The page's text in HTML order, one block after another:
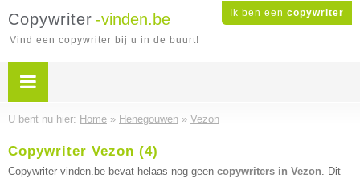
Ik ben een copywriter
Copywriter -vinden.be
Vind een copywriter bij u in de buurt!
U bent nu hier: Home » Henegouwen » Vezon
Copywriter Vezon (4)
Copywriter-vinden.be bevat helaas nog geen copywriters in Vezon. Dit